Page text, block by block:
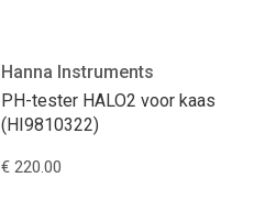
Hanna Instruments
PH-tester HALO2 voor kaas
(HI9810322)
€ 220.00